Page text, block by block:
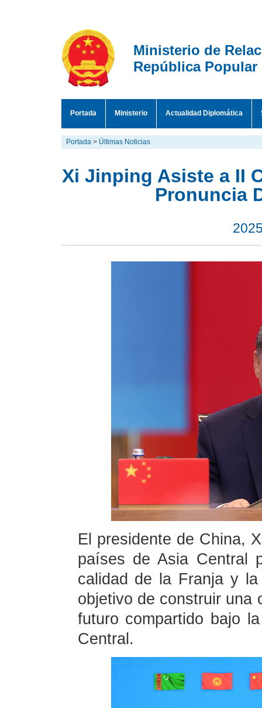
Ministerio de
República Popular
Portada Ministerio Actualidad Diplomática
Portada > Últimas Noticias
Xi Jinping Asiste a II
Pronuncia
El presidente de China,
países de Asia Central
calidad de la Franja y
objetivo de construir una
futuro compartido bajo
Central.